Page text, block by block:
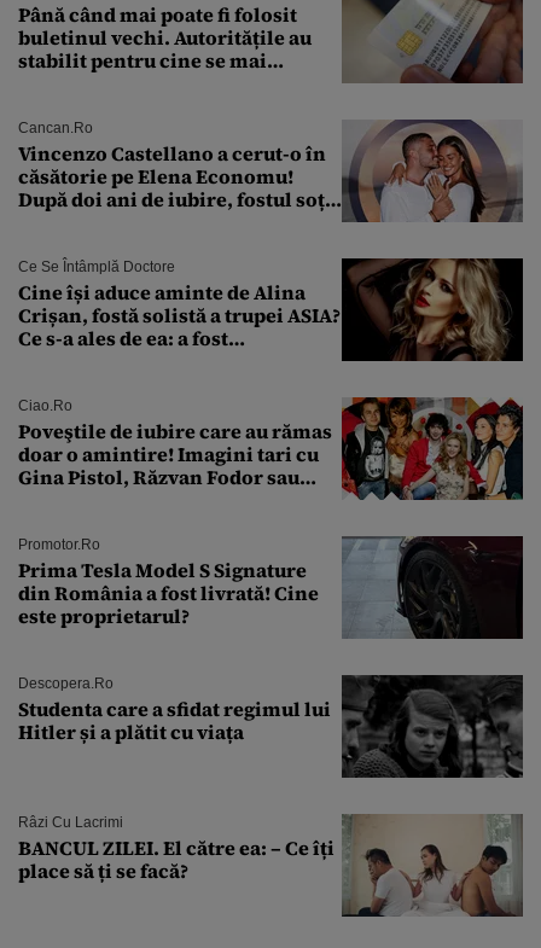
Până când mai poate fi folosit
buletinul vechi. Autoritățile au
stabilit pentru cine se mai
Cancan.ro
Vincenzo Castellano a cerut-o în
căsătorie pe Elena Economu!
După doi ani de iubire, fostul soț
Ce Se Întâmplă Doctore
Cine își aduce aminte de Alina
Crișan, fostă solistă a trupei ASIA?
Ce s-a ales de ea: a fost
Ciao.ro
Poveştile de iubire care au rămas
doar o amintire! Imagini tari cu
Gina Pistol, Răzvan Fodor sau
Promotor.ro
Prima Tesla Model S Signature
din România a fost livrată! Cine
este proprietarul?
Descopera.ro
Studenta care a sfidat regimul lui
Hitler și a plătit cu viața
Râzi Cu Lacrimi
BANCUL ZILEI. El către ea: – Ce îți
place să ți se facă?